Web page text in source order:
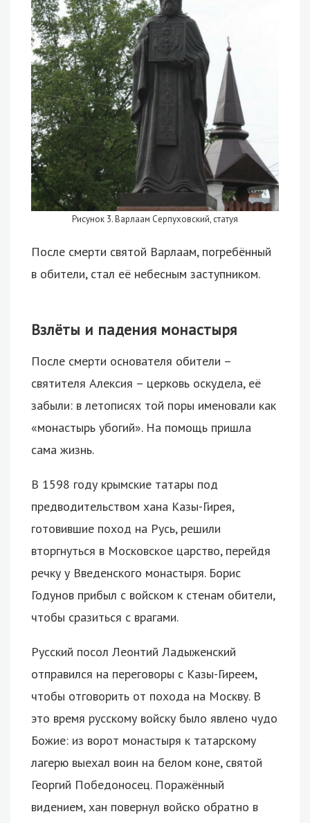
Рисунок 3. Варлаам Серпуховский, статуя
После смерти святой Варлаам, погребённый
в обители, стал её небесным заступником.
Взлёты и падения монастыря
После смерти основателя обители –
святителя Алексия – церковь оскудела, её
забыли: в летописях той поры именовали как
«монастырь убогий». На помощь пришла
сама жизнь.
В 1598 году крымские татары под
предводительством хана Казы-Гирея,
готовившие поход на Русь, решили
вторгнуться в Московское царство, перейдя
речку у Введенского монастыря. Борис
Годунов прибыл с войском к стенам обители,
чтобы сразиться с врагами.
Русский посол Леонтий Ладыженский
отправился на переговоры с Казы-Гиреем,
чтобы отговорить от похода на Москву. В
это время русскому войску было явлено чудо
Божие: из ворот монастыря к татарскому
лагерю выехал воин на белом коне, святой
Георгий Победоносец. Поражённый
видением, хан повернул войско обратно в